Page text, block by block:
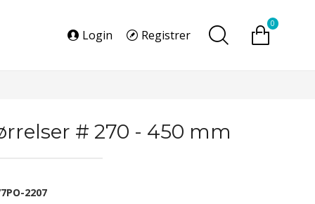
Login Registrer
0
# 270 - 450 mm
2207